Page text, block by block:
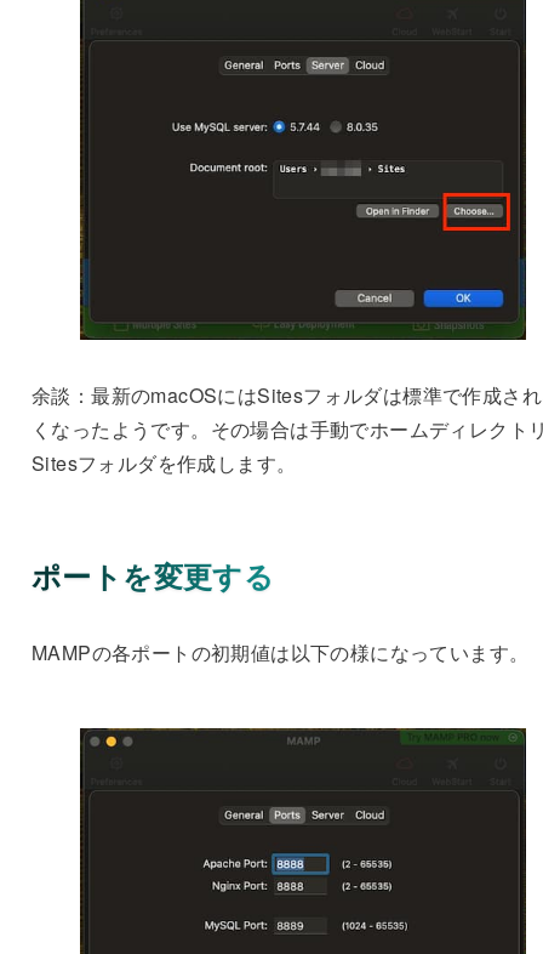
余談：最新のmacOSにはSitesフォルダは標準で作成さ
くなったようです。その場合は手動でホームディレクト
Sitesフォルダを作成します。
ポートを変更する
MAMPの各ポートの初期値は以下の様になっています。